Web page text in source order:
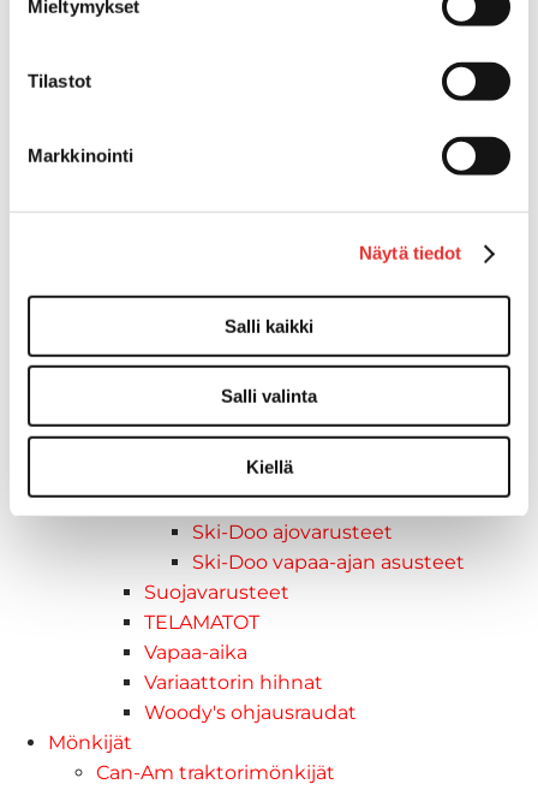
Mieltymykset
Tilastot
Markkinointi
Näytä tiedot
Salli kaikki
Salli valinta
Kiellä
Kelkkavarusteet & tarvikkeet
Lynx ajovarusteet
Ajohousut
Ajotakit
Lynx asusteet
Lynx vaatetus
Ski-Doo
Ski-Doo ajovarusteet
Ski-Doo vapaa-ajan asusteet
Suojavarusteet
TELAMATOT
Vapaa-aika
Variaattorin hihnat
Woody's ohjausraudat
Mönkijät
Can-Am traktorimönkijät